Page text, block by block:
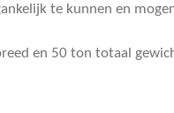
te kunnen en
en 50 ton totaal